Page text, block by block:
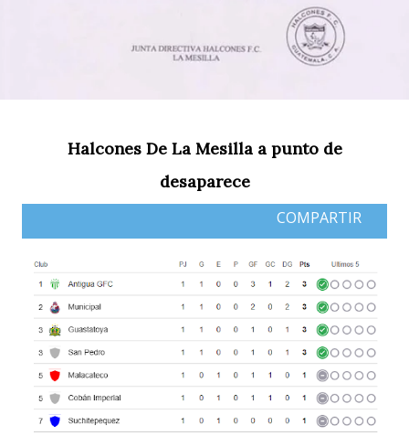
Halcones De La Mesilla a punto de
desaparece
COMPARTIR